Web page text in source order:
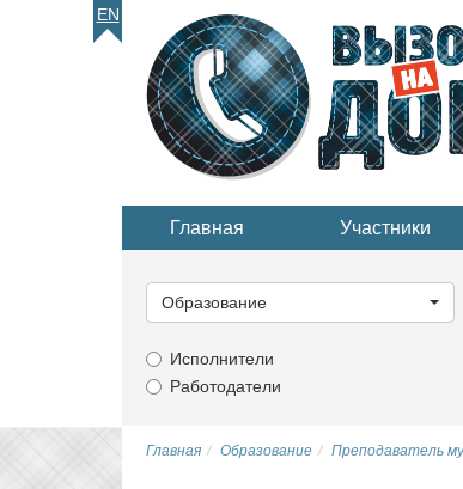
EN
Главная Участники
категорию...
Образование
Исполнители
Работодатели
Главная Образование Преподаватель